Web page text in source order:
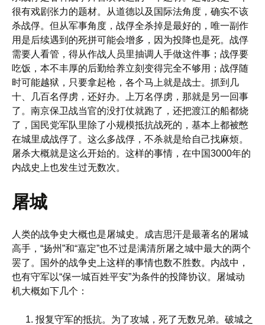
很有戏剧张力的题材。从道德以及国际法角度，确实不该
杀战俘。但从军事角度，战俘全杀掉是最好的，唯一副作
用是后续遇到的死拼可能会增多，因为投降也是死。战俘
需要人看管，得从作战人员里抽调人手做这件事；战俘要
吃饭，本不丰厚的后勤给养立刻变得完全不够用；战俘随
时可能越狱，只要拿起枪，各个马上就是战士。抓到几
十、几百名俘虏，还好办。上万名俘虏，那就是另一回事
了。南京保卫战当官的没打仗就跑了，还把渡江的船都烧
了，国民党军队里除了小规模抵抗战死的，基本上都被憋
在城里成战俘了。这么多战俘，不杀就是给自己找麻烦。
屠杀大概就是这么开始的。这样的事情，在中国3000年的
内战史上也发生过无数次。
屠城
人类的战争史大概也是屠城史。成吉思汗是最著名的屠城
高手，“扬州”和“嘉定”也不过是满清所屠之城中最大的两个
罢了。国外的战争史上这样的事情也数不胜数。内战中，
也有守军以“保一城百姓平安”为条件的投降协议。屠城动
机大概如下几个：
报复守军的抵抗。为了攻城，死了无数兄弟。破城之